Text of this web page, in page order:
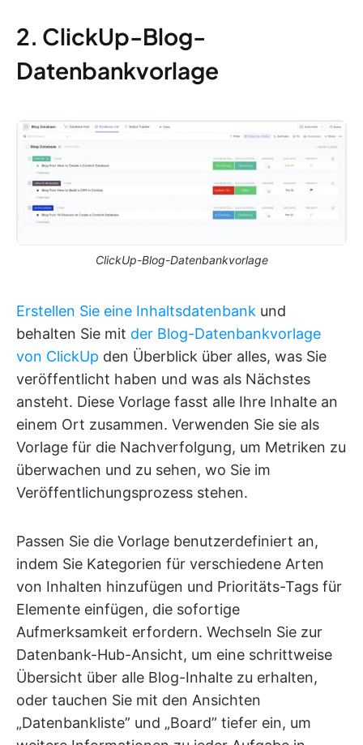
2. ClickUp-Blog-
Datenbankvorlage
ClickUp-Blog-Datenbankvorlage
Erstellen Sie eine Inhaltsdatenbank und
behalten Sie mit der Blog-Datenbankvorlage
von ClickUp den Überblick über alles, was Sie
veröffentlicht haben und was als Nächstes
ansteht. Diese Vorlage fasst alle Ihre Inhalte an
einem Ort zusammen. Verwenden Sie sie als
Vorlage für die Nachverfolgung, um Metriken zu
überwachen und zu sehen, wo Sie im
Veröffentlichungsprozess stehen.
Passen Sie die Vorlage benutzerdefiniert an,
indem Sie Kategorien für verschiedene Arten
von Inhalten hinzufügen und Prioritäts-Tags für
Elemente einfügen, die sofortige
Aufmerksamkeit erfordern. Wechseln Sie zur
Datenbank-Hub-Ansicht, um eine schrittweise
Übersicht über alle Blog-Inhalte zu erhalten,
oder tauchen Sie mit den Ansichten
„Datenbankliste” und „Board” tiefer ein, um